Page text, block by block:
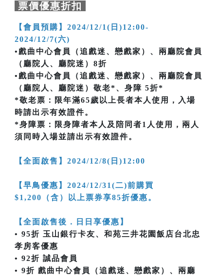
票價優惠折扣
【會員預購】2024/12/1(日)12:00-
2024/12/7(六)
•戲曲中心會員（追戲迷、戀戲家）、兩廳院會員
（廳院人、廳院迷）8折
•戲曲中心會員（追戲迷、戀戲家）、兩廳院會員
（廳院人、廳院迷）敬老*、身障 5折*
*敬老票：限年滿65歲以上長者本人使用，入場
時請出示有效證件。
*身障票：限身障者本人及陪同者1人使用，兩人
須同時入場並請出示有效證件。
【全面啟售】2024/12/8(日)12:00
【早鳥優惠】2024/12/31(二)前購買
$1,200（含）以上票券享85折優惠。
【全面啟售後．日日享優惠】
• 95折 玉山銀行卡友、和苑三井花園飯店台北忠
孝房客優惠
• 92折 誠品會員
• 9折 戲曲中心會員（追戲迷、戀戲家）、兩廳